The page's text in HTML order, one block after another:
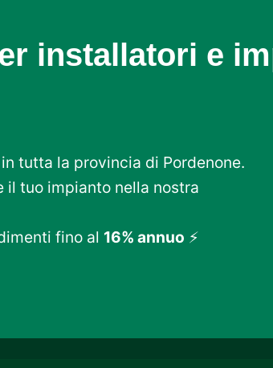
installatori e
tutta la provincia di Pordenone.
tuo impianto nella nostra
fino al 16% annuo ⚡